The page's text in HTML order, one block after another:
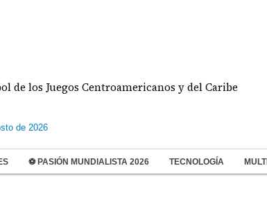
Juegos Centroamericanos y del Caribe
de 2026
⚽ PASIÓN MUNDIALISTA 2026 TECNOLOGÍA